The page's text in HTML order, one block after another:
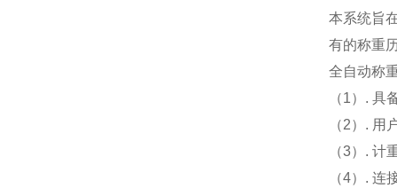
本系统旨
有的称重
全自动称
（1）. 具
（2）.
（3）. 计
（4）. 连